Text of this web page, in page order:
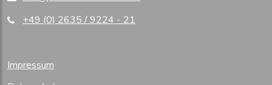
+49 (0) 2635 / 9224 - 21
Impressum